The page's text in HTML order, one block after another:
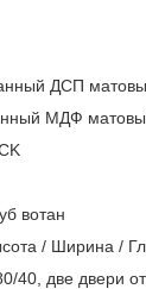
ДСП
МДФ
вотан
/ Ширина /
40, две двери